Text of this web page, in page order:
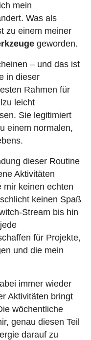
mein
Was als
zu einem meiner
geworden.
– und das ist
in dieser
Rahmen für
leicht
Sie legitimiert
einem normalen,
dieser Routine
Aktivitäten
mir keinen echten
keinen Spaß
Stream bis hin
für Projekte,
und die mein
immer wieder
Aktivitäten bringt
wöchentliche
genau diesen Teil
darauf zu